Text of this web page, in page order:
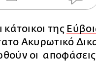
κάτοικοι της
Ακυρωτικό
οι